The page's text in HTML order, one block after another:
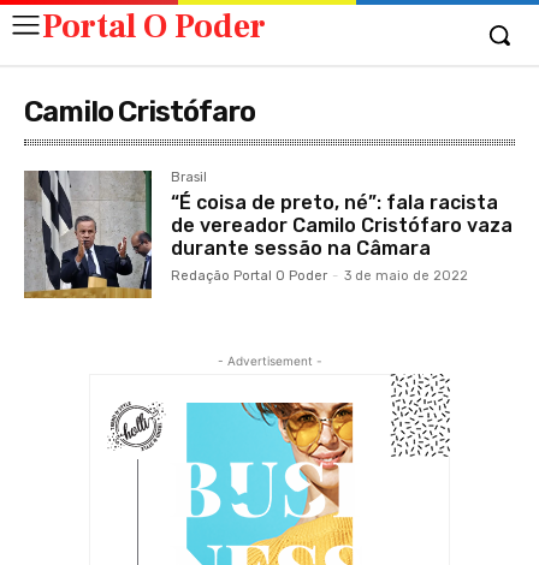
Portal O Poder
Camilo Cristófaro
Brasil
“É coisa de preto, né”: fala racista
de vereador Camilo Cristófaro vaza
durante sessão na Câmara
Redação Portal O Poder - 3 de maio de 2022
- Advertisement -